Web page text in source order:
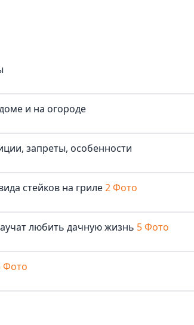
и на огороде
запреты, особенности
стейков на гриле2 Фото
любить дачную жизнь 5 Фото
Фото